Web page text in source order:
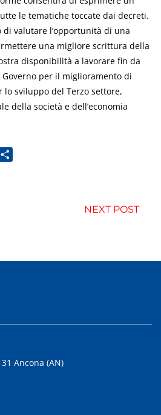
le tematiche toccate dai decreti.
valutare l’opportunità di una
una migliore scrittura della
disponibilità a lavorare fin da
per il miglioramento di
lo sviluppo del Terzo settore,
della società e dell’economia
LinkedIn
NEXT POST
Ancona (AN)